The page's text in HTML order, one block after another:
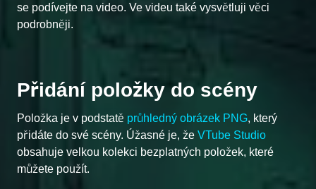
se podívejte na video. Ve videu také vysvětluji věci
podrobněji.
Přidání položky do scény
Položka je v podstatě průhledný obrázek PNG, který
přidáte do své scény. Úžasné je, že VTube Studio
obsahuje velkou kolekci bezplatných položek, které
můžete použít.